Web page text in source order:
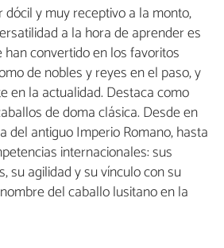
y muy receptivo a la monto,
a la hora de aprender es
convertido en los favoritos
de nobles y reyes en el paso, y
en la actualidad. Destaca como
de doma clásica. Desde en
del antiguo Imperio Romano, hasta
internacionales: sus
su agilidad y su vínculo con su
del caballo lusitano en la